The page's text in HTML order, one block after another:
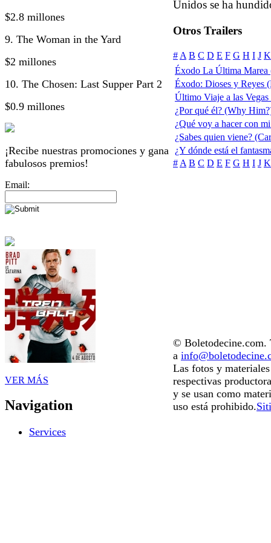
$2.8 millones
9. The Woman in the Yard
$2 millones
10. The Chosen: Last Supper Part 2
$0.9 millones
¡Recibe nuestras promociones y gana
fabulosos premios!
Email:
VER MÁS
Navigation
Services
Unidos se ha
Otros Trailers
# A B C D E F G H I J K
Éxodo La Última Marea
Éxodo: Dioses y Reyes
Último Viaje a las Vegas
¿Por qué él? (Why
¿Qué voy a hacer con
¿Sabes quien viene?
¿Y dónde está el
# A B C D E F G H I J K
© Boletodecine.com.
a
Las fotos y
respectivas
y se usan como
uso está prohibido.